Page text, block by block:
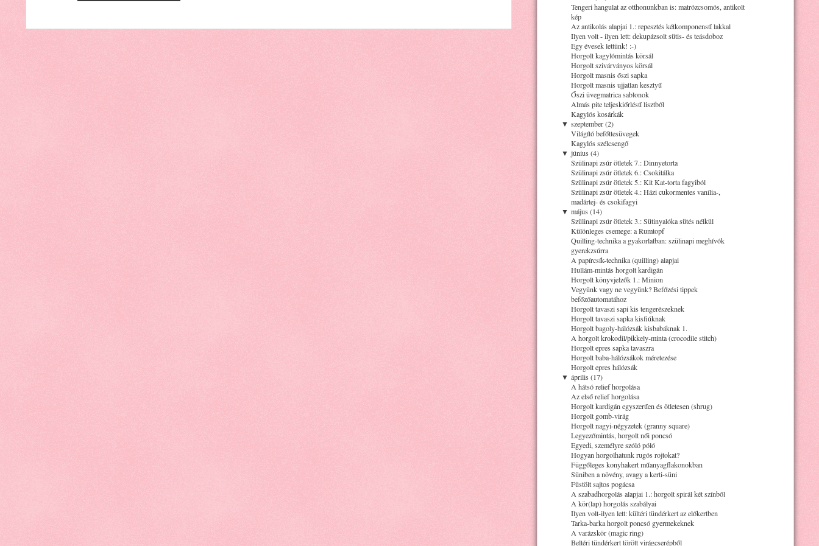
Tengeri hangulat az otthonunkban is: matrózcsomós, antikolt
kép
Az antikolás alapjai 1.: repesztés kétkomponensű lakkal
Ilyen volt - ilyen lett: dekupázsolt sütis- és teásdoboz
Egy évesek lettünk! :-)
Horgolt kagylómintás körsál
Horgolt szivárványos körsál
Horgolt masnis őszi sapka
Horgolt masnis ujjatlan kesztyű
Őszi üvegmatrica sablonok
Almás pite teljeskiőrlésű lisztből
Kagylós kosárkák
▼ szeptember (2)
Világító befőttesüvegek
Kagylós szélcsengő
▼ június (4)
Szülinapi zsúr ötletek 7.: Dinnyetorta
Szülinapi zsúr ötletek 6.: Csokitálka
Szülinapi zsúr ötletek 5.: Kit Kat-torta fagyiból
Szülinapi zsúr ötletek 4.: Házi cukormentes vanília-,
madártej- és csokifagyi
▼ május (14)
Szülinapi zsúr ötletek 3.: Sütinyalóka sütés nélkül
Különleges csemege: a Rumtopf
Quilling-technika a gyakorlatban: szülinapi meghívók
gyerekzsúrra
A papírcsík-technika (quilling) alapjai
Hullám-mintás horgolt kardigán
Horgolt könyvjelzők 1.: Minion
Vegyünk vagy ne vegyünk? Befőzési tippek
befőzőautomatához
Horgolt tavaszi sapi kis tengerészeknek
Horgolt tavaszi sapka kisfiúknak
Horgolt bagoly-hálózsák kisbabáknak 1.
A horgolt krokodil/pikkely-minta (crocodile stitch)
Horgolt epres sapka tavaszra
Horgolt baba-hálózsákok méretezése
Horgolt epres hálózsák
▼ április (17)
A hátsó relief horgolása
Az első relief horgolása
Horgolt kardigán egyszerűen és ötletesen (shrug)
Horgolt gomb-virág
Horgolt nagyi-négyzetek (granny square)
Legyezőmintás, horgolt női poncsó
Egyedi, személyre szóló póló
Hogyan horgolhatunk rugós rojtokat?
Függőleges konyhakert műanyagflakonokban
Süniben a növény, avagy a kerti-süni
Füstölt sajtos pogácsa
A szabadhorgolás alapjai 1.: horgolt spirál két színből
A kör(lap) horgolás szabályai
Ilyen volt-ilyen lett: kültéri tündérkert az előkertben
Tarka-barka horgolt poncsó gyermekeknek
A varázskör (magic ring)
Beltéri tündérkert törött virágcserépből